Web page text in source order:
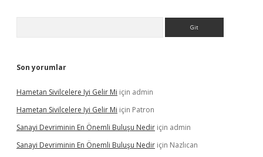
Son yorumlar
Hametan Sivilcelere Iyi Gelir Mi için admin
Hametan Sivilcelere Iyi Gelir Mi için Patron
Sanayi Devriminin En Önemli Buluşu Nedir için admin
Sanayi Devriminin En Önemli Buluşu Nedir için Nazlıcan